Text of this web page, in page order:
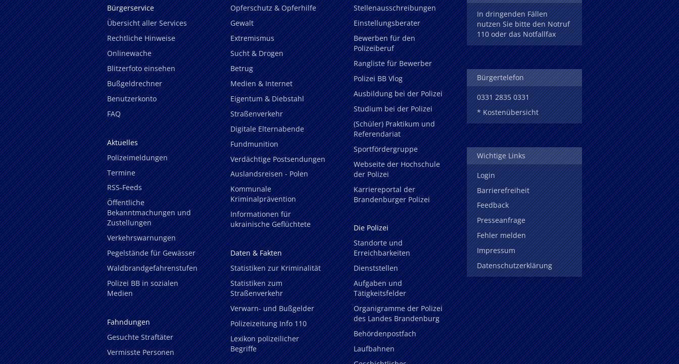
Bürgerservice
Übersicht aller Services
Rechtliche Hinweise
Onlinewache
Blitzerfoto einsehen
Bußgeldrechner
Benutzerkonto
FAQ
Aktuelles
Polizeimeldungen
Termine
RSS-Feeds
Öffentliche
Bekanntmachungen und
Zustellungen
Verkehrswarnungen
Pegelstände für Gewässer
Waldbrandgefahrenstufen
Polizei BB in sozialen
Medien
Fahndungen
Gesuchte Straftäter
Vermisste Personen
Opferschutz & Opferhilfe
Gewalt
Extremismus
Sucht & Drogen
Betrug
Medien & Internet
Eigentum & Diebstahl
Straßenverkehr
Digitale Elternabende
Fundmunition
Verdächtige Postsendungen
Auslandsreisen - Polen
Kommunale
Kriminalprävention
Informationen für
ukrainische Geflüchtete
Daten & Fakten
Statistiken zur Kriminalität
Statistiken zum
Straßenverkehr
Verwarn- und Bußgelder
Polizeizeitung Info 110
Lexikon polizeilicher
Begriffe
Stellenausschreibungen
Einstellungsberater
Bewerben für den
Polizeiberuf
Rangliste für Bewerber
Polizei BB Vlog
Ausbildung bei der Polizei
Studium bei der Polizei
(Schüler) Praktikum und
Referendariat
Sportfördergruppe
Webseite der Hochschule
der Polizei
Karriereportal der
Brandenburger Polizei
Die Polizei
Standorte und
Erreichbarkeiten
Dienststellen
Aufgaben und
Tätigkeitsfelder
Organigramme der Polizei
des Landes Brandenburg
Behördenpostfach
Laufbahnen
In dringenden Fällen
nutzen Sie bitte den Notruf
110 oder das Notfallfax
Bürgertelefon
0331 2835 0331
* Kostenübersicht
Wichtige Links
Login
Barrierefreiheit
Feedback
Presseanfrage
Fehler melden
Impressum
Datenschutzerklärung